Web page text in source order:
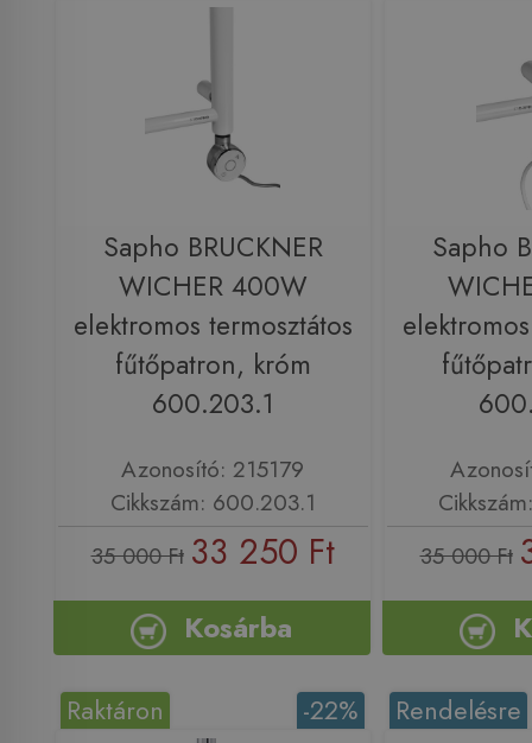
Sapho BRUCKNER
WICHER 400W
elektromos termosztátos
fűtőpatron, króm
600.203.1
Azonosító: 215179
Cikkszám: 600.203.1
35 000 Ft 33 250 Ft
Kosárba
Sapho
35 000 Ft
-22%
Raktáron Rendelésre